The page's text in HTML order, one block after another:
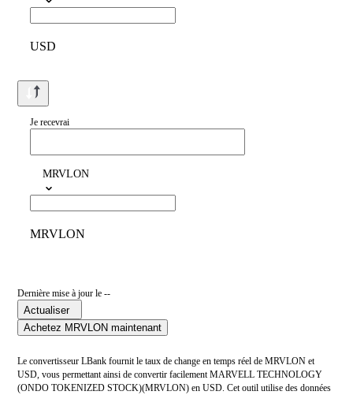
USD
Je recevrai
MRVLON
MRVLON
Dernière mise à jour le --
Actualiser
Achetez MRVLON maintenant
Le convertisseur LBank fournit le taux de change en temps réel de MRVLON et
USD, vous permettant ainsi de convertir facilement MARVELL TECHNOLOGY
(ONDO TOKENIZED STOCK)(MRVLON) en USD. Cet outil utilise des données